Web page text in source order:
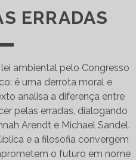
ERRADAS
ambiental pelo Congresso
é uma derrota moral e
analisa a diferença entre
pelas erradas, dialogando
Arendt e Michael Sandel.
e a filosofia convergem
o futuro em nome